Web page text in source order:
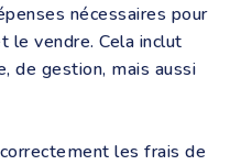
nécessaires pour
le vendre. Cela inclut
de gestion, mais aussi
les frais de